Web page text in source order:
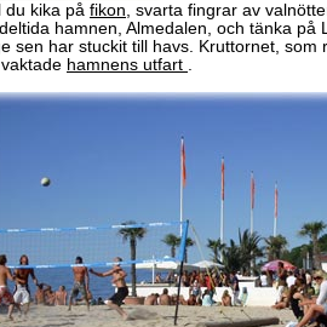
du kika på fikon, svarta fingrar av
hamnen, Almedalen, och tänka på
sen har stuckit till havs. Kruttornet, som
hamnens utfart .